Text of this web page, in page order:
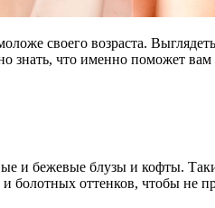
своего возраста.
знать, что именно поможет
и бежевые блузы и кофты.
оттенков, чтобы не